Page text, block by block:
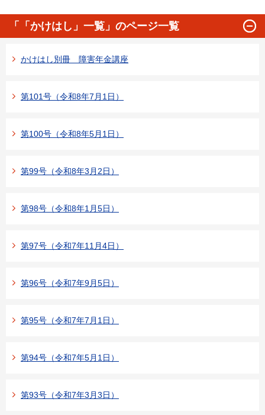
「「かけはし」一覧」のページ一覧
かけはし別冊 障害年金講座
第101号（令和8年7月1日）
第100号（令和8年5月1日）
第99号（令和8年3月2日）
第98号（令和8年1月5日）
第97号（令和7年11月4日）
第96号（令和7年9月5日）
第95号（令和7年7月1日）
第94号（令和7年5月1日）
第93号（令和7年3月3日）